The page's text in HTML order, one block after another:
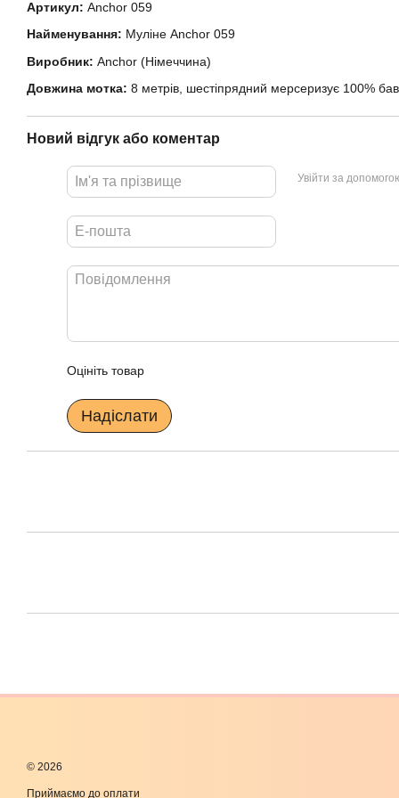
Артикул: Anchor 059
Найменування: Муліне Anchor 059
Виробник: Anchor (Німеччина)
Довжина мотка: 8 метрів, шестіпрядний мерсеризує 100%
Новий відгук або коментар
Увійти за
Оцініть товар
Надіслати
© 2026
Приймаємо до оплати